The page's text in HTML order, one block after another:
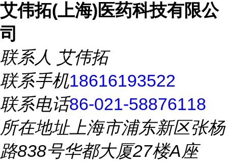
艾伟拓(上海)医药科技有限公
司
联系人 艾伟拓
联系手机18616193522
联系电话86-021-58876118
所在地址上海市浦东新区张杨
路838号华都大厦27楼A座